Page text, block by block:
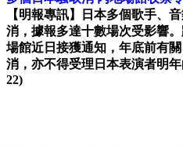
【明報專訊】日本多個歌手、
消，據報多達十數場次受影響
場館近日接獲通知，年底前有
消，亦不得受理日本表演者明
22)